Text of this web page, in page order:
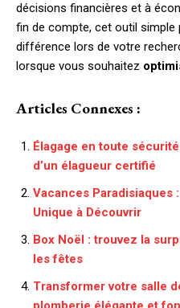
décisions financières et à
fin de compte, cet outil simple
différence lors de votre
lorsque vous souhaitez
Articles Connexes :
Élagage en toute
d’un élagueur certifié
Vacances Paradisiaques
Unique à Découvrir
Box Noël : trouvez la
les fêtes
Transformer votre salle